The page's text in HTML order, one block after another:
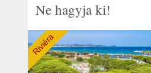
Ne hagyja ki!
Riviéra